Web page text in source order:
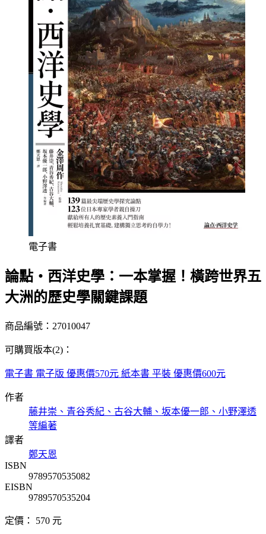
電子書
論點‧西洋史學：一本掌握！橫跨世界五
大洲的歷史學關鍵課題
商品編號：27010047
可購買版本(2)：
電子書 電子版 優惠價570元 紙本書 平裝 優惠價600元
作者
藤井崇、青谷秀紀、古谷大輔、坂本優一郎、小野澤透
等編著
譯者
鄭天恩
ISBN
9789570535082
EISBN
9789570535204
定價： 570 元